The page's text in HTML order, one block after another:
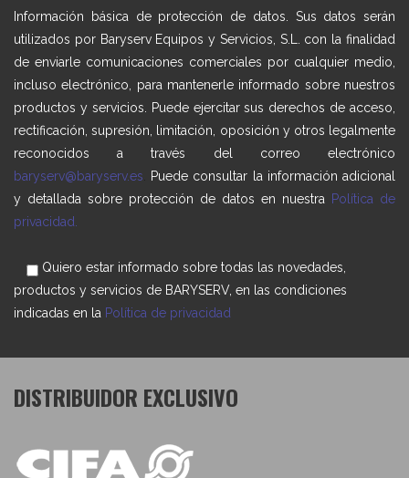
Información básica de protección de datos. Sus datos serán
utilizados por Baryserv Equipos y Servicios, S.L. con la finalidad
de enviarle comunicaciones comerciales por cualquier medio,
incluso electrónico, para mantenerle informado sobre nuestros
productos y servicios. Puede ejercitar sus derechos de acceso,
rectificación, supresión, limitación, oposición y otros legalmente
reconocidos a través del correo electrónico
baryserv@baryserv.es
Puede consultar la información adicional
y detallada sobre protección de datos en nuestra
Política de
privacidad.
Quiero estar informado sobre todas las novedades,
productos y servicios de BARYSERV, en las condiciones
indicadas en la Política de privacidad
DISTRIBUIDOR EXCLUSIVO